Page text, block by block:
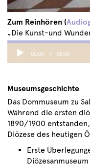
Zum Reinhören (
„Die Kunst-und
Audio
Player
00:00 00:00
Museumsgeschichte
Das Dommuseum zu
Während die ersten
1890/1900
Diözese des heutigen
Erste